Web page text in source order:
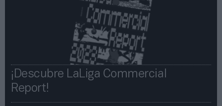
¡Descubre LaLiga Commercial
Report!​​